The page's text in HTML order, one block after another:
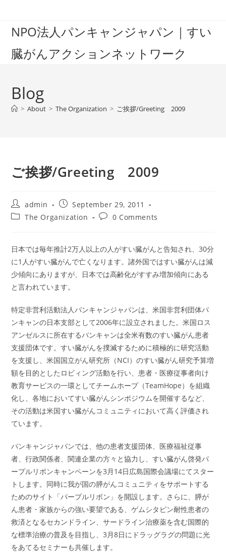
contentNPO法人パンキャンジャパン｜すい
臓がんアクションネットワーク
Blog
> About > The Organization > ご挨拶/Greeting 2009
ご挨拶/Greeting 2009
Post
author:
admin
Post
published:
September 29, 2011
PostThe Organization
Post0 Comments
日本では毎年推計2万人以上の人がすい臓がんと告知され、30分
に1人がすい臓がんで亡くなります。諸外国ではすい臓がんは減
少傾向にありますが、日本では高齢化がすすみ増加傾向にある
と言われています。
特定非営利活動法人パンキャンジャパンは、米国非営利団体パ
ンキャンの日本支部として2006年に設立されました。米国ロス
アンゼルスに所在するパンキャンは全米有数のすい臓がん患者
支援団体です。すい臓がんを撲滅するために積極的に研究活動
を支援し、米国国立がん研究所（NCI）のすい臓がん研究予算増
額を目的としたロビィング活動を行い、患者・医療従事者向け
教育サービスの一環としてチームホープ（TeamHope）を組織
化し、各地においてすい臓がんシンポジウムを開催するなど、
その活動は米国すい臓がんコミュニティにおいて高く評価され
ています。
パンキャンジャパンでは、他の患者支援団体、医療福祉従事
者、行政関係者、関連企業の方々と協力し、すい臓がん啓発パ
ープルリボンキャンペーンを3月14日広島国際会議場にてスター
トします。同時に我が国の膵がんコミュニティをサポートする
ためのサイト「パープルリボン」を開設します。さらに、膵が
ん患者・家族からの強い要望である、ゲムシタビン耐性患者の
救済となるセカンドライン、サードライン治療薬を含む国際的
な標準治療の普及を目指し、3月8日にドラッグラグの問題に光
をあてるセミナーも共催します。